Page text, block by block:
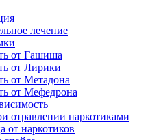
лечение
от Гашиша
от Лирики
от Метадона
от Мефедрона
отравлении наркотиками
от наркотиков